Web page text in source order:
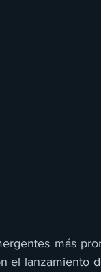
más
el lanzamiento